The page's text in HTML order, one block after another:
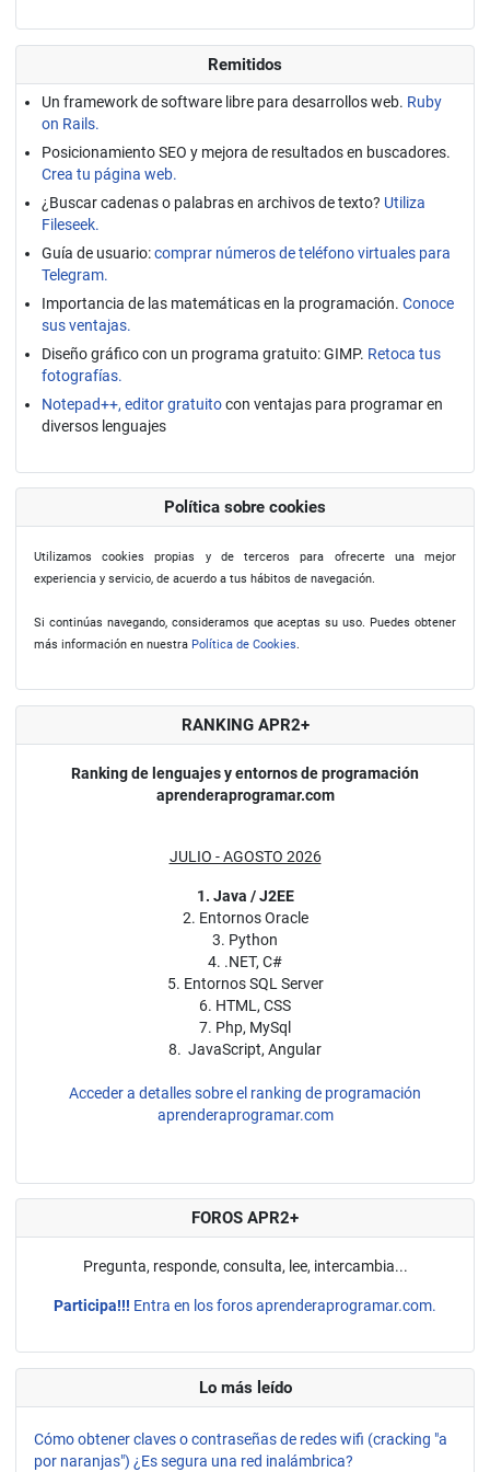
Remitidos
Un framework de software libre para desarrollos web. Ruby
on Rails.
Posicionamiento SEO y mejora de resultados en buscadores.
Crea tu página web.
¿Buscar cadenas o palabras en archivos de texto? Utiliza
Fileseek.
Guía de usuario:comprar números de teléfono virtuales para
Telegram.
Importancia de las matemáticas en la programación. Conoce
sus ventajas.
Diseño gráfico con un programa gratuito: GIMP. Retoca tus
fotografías.
Notepad++, editor gratuitocon ventajas para programar en
diversos lenguajes
Política sobre cookies
Utilizamos cookies propias y de terceros para ofrecerte una mejor
experiencia y servicio, de acuerdo a tus hábitos de navegación.
Si continúas navegando, consideramos que aceptas su uso. Puedes obtener
más información en nuestra Política de Cookies.
RANKING APR2+
Ranking de lenguajes y entornos de programación
aprenderaprogramar.com
JULIO - AGOSTO 2026
1. Java / J2EE
2. Entornos Oracle
3. Python
4. .NET, C#
5. Entornos SQL Server
6. HTML, CSS
7. Php, MySql
8. JavaScript, Angular
Acceder a detalles sobre el ranking de programación
aprenderaprogramar.com
FOROS APR2+
Pregunta, responde, consulta, lee, intercambia...
Participa!!! Entra en los foros aprenderaprogramar.com.
Lo más leído
Cómo obtener claves o contraseñas de redes wifi (cracking "a
por naranjas") ¿Es segura una red inalámbrica?